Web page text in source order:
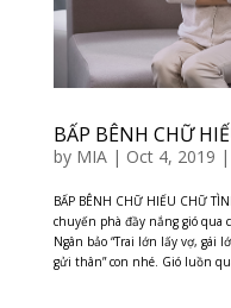
BẤP BÊNH CHỮ
by MIA| Oct 4, 2019 |
BẤP BÊNH CHỮ HIẾU CHỮ
chuyến phà đầy nắng gió qua
Ngân bảo “Trai lớn lấy vợ, gái
gửi thân” con nhé. Gió luồn